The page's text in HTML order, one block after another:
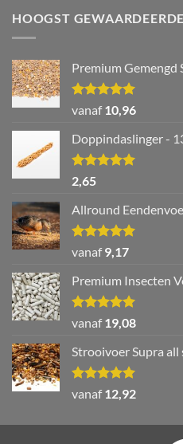
HOOGST
Premium Gemengd
Waardering
uit 5
vanaf10,96
Doppindaslinger -
Waardering
5.00
2,65
Allround
Waardering
uit 5
vanaf9,17
Premium Insecten
Waardering
uit 5
vanaf19,08
Strooivoer Supra
Waardering
uit 5
vanaf12,92